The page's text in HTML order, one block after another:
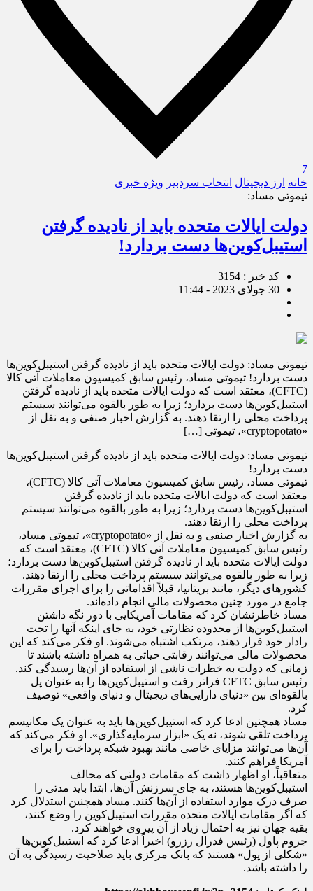
7
خانه ارز دیجیتال انتخاب سردبیر ویژه خبری
تیموتی مساد:
دولت ایالات متحده باید از نادیده گرفتن
استیبل‌کوین‌ها دست بردارد!
کد خبر : 3154
30 جولای 2023 - 11:44
تیموتی مساد: دولت ایالات متحده باید از نادیده گرفتن استیبل‌کوین‌ها
دست بردارد! تیموتی مساد، رئیس سابق کمیسیون معاملات آتی کالا
(CFTC)، معتقد است که دولت ایالات متحده باید از نادیده گرفتن
استیبل‌کوین‌ها دست بردارد؛ زیرا به طور بالقوه می‌توانند سیستم
پرداخت محلی را ارتقا دهند. به گزارش اخبار صنفی و به نقل از
«cryptopotato»، تیموتی […]
تیموتی مساد: دولت ایالات متحده باید از نادیده گرفتن استیبل‌کوین‌ها
دست بردارد!
تیموتی مساد، رئیس سابق کمیسیون معاملات آتی کالا (CFTC)،
معتقد است که دولت ایالات متحده باید از نادیده گرفتن
استیبل‌کوین‌ها دست بردارد؛ زیرا به طور بالقوه می‌توانند سیستم
پرداخت محلی را ارتقا دهند.
به گزارش اخبار صنفی و به نقل از «cryptopotato»، تیموتی مساد،
رئیس سابق کمیسیون معاملات آتی کالا (CFTC)، معتقد است که
دولت ایالات متحده باید از نادیده گرفتن استیبل‌کوین‌ها دست بردارد؛
زیرا به طور بالقوه می‌توانند سیستم پرداخت محلی را ارتقا دهند.
کشورهای دیگر، مانند بریتانیا، قبلاً اقداماتی را برای اجرای مقررات
جامع در مورد چنین محصولات مالی انجام داده‌اند.
مساد خاطرنشان کرد که مقامات آمریکایی با دور نگه داشتن
استیبل‌کوین‌ها از محدوده نظارتی خود، به جای اینکه آنها را تحت
رادار خود قرار دهند، مرتکب اشتباه می‌شوند. او فکر می‌کند که این
محصولات مالی می‌توانند رقابتی حیاتی به همراه داشته باشند تا
زمانی که دولت به خطرات ناشی از استفاده از آن‌ها رسیدگی کند.
رئیس سابق CFTC فراتر رفت و استیبل‌کوین‌ها را به عنوان پل
بالقوه‌ای بین «دنیای دارایی‌های دیجیتال و دنیای واقعی» توصیف
کرد.
مساد همچنین ادعا کرد که استیبل‌کوین‌ها باید به عنوان یک مکانیسم
پرداخت تلقی شوند، نه یک «ابزار سرمایه‌گذاری». او فکر می‌کند که
آن‌ها می‌توانند مزایای خاصی مانند بهبود شبکه پرداخت را برای
آمریکا فراهم کنند.
متعاقباً، او اظهار داشت که مقامات دولتی که مخالف
استیبل‌کوین‌ها هستند، به جای سرزنش آن‌ها، ابتدا باید مدتی را
صرف درک موارد استفاده از آن‌ها کنند. مساد همچنین استدلال کرد
که اگر مقامات ایالات متحده مقررات استیبل‌کوین را وضع کنند،
بقیه جهان نیز به احتمال زیاد از آن پیروی خواهند کرد.
جروم پاول (رئیس فدرال رزرو) اخیراً ادعا کرد که استیبل‌کوین‌ها
«شکلی از پول» هستند که بانک مرکزی باید صلاحیت رسیدگی به آن
را داشته باشد.